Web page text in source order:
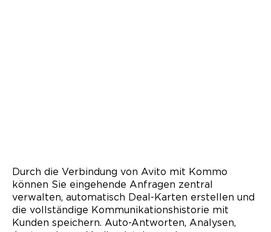
Durch die Verbindung von Avito mit Kommo
können Sie eingehende Anfragen zentral
verwalten, automatisch Deal-Karten erstellen und
die vollständige Kommunikationshistorie mit
Kunden speichern. Auto-Antworten, Analysen,